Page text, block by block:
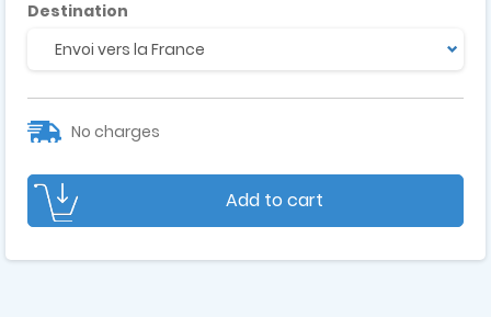
Destination
No charges
Add to cart